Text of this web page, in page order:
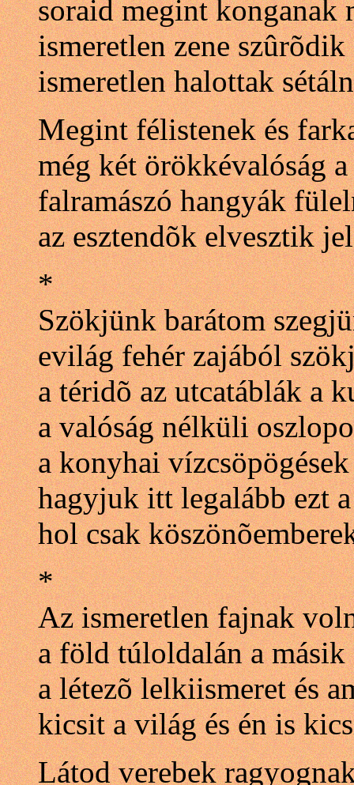
soraid megint konganak
ismeretlen zene
ismeretlen halottak
Megint félistenek és
még két örökkévalóság
falramászó hangyák
az esztendõk elvesztik
*
Szökjünk barátom
evilág fehér zajából
a téridõ az utcatáblák a
a valóság nélküli
a konyhai
hagyjuk itt legalább ezt
hol csak
*
Az ismeretlen fajnak
a föld túloldalán a másik
a létezõ lelkiismeret és
kicsit a világ és én is
Látod verebek